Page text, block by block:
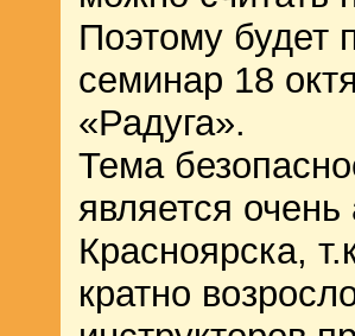
Поэтому будет
семинар 18
«Радуга».
Тема
является
Красноярска,
кратно